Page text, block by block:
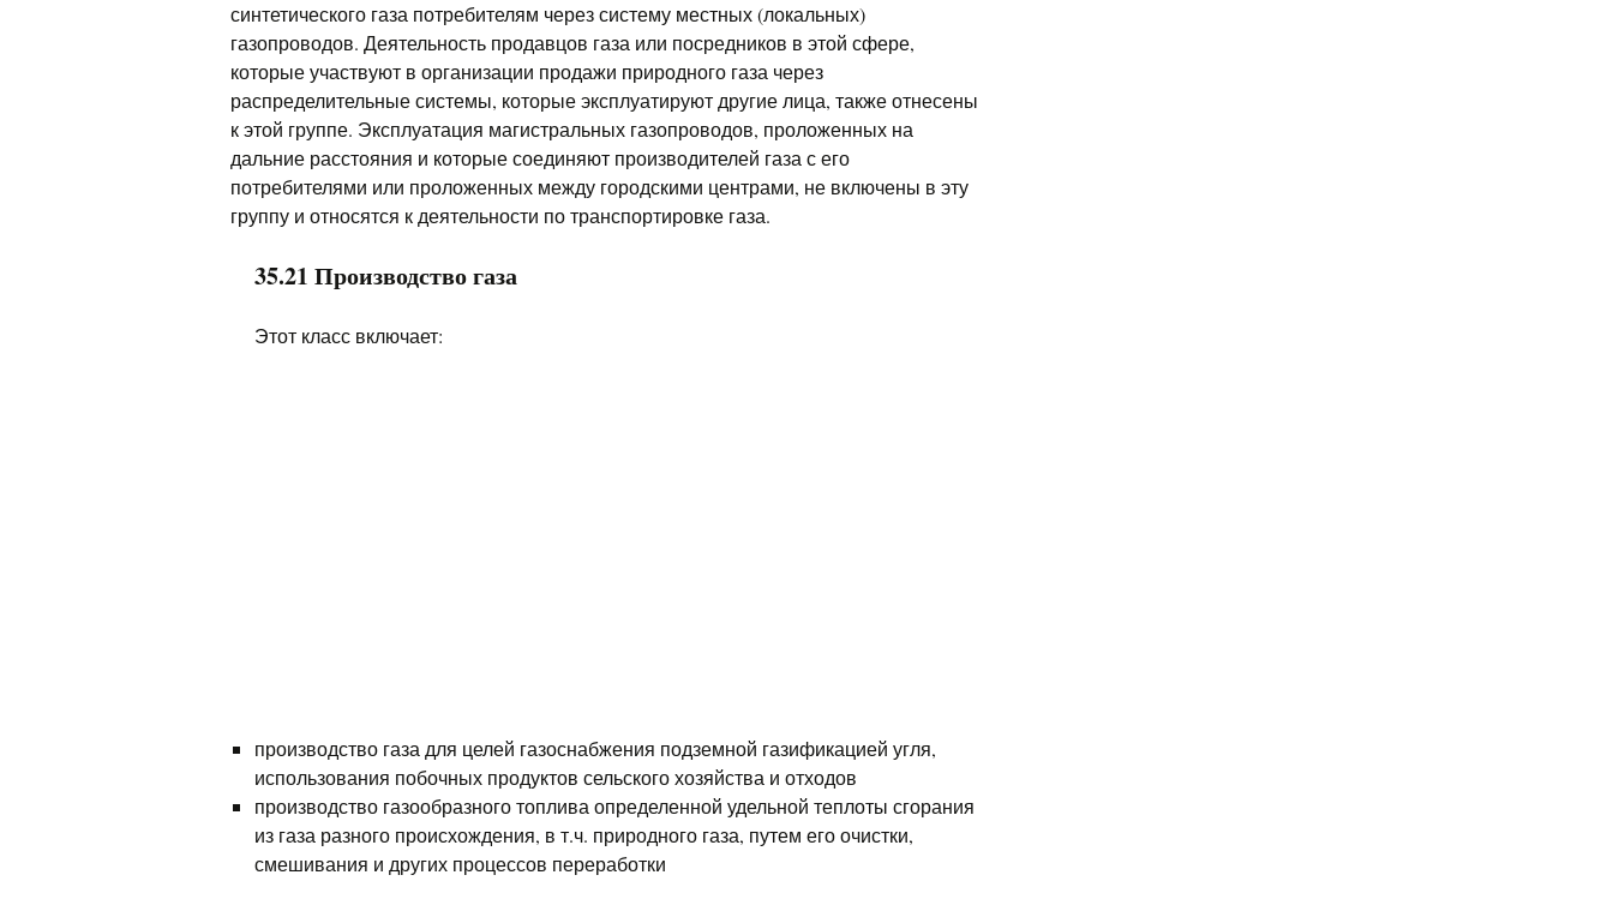
синтетического газа потребителям через систему местных (локальных)
газопроводов. Деятельность продавцов газа или посредников в этой сфере,
которые участвуют в организации продажи природного газа через
распределительные системы, которые эксплуатируют другие лица, также отнесены
к этой группе. Эксплуатация магистральных газопроводов, проложенных на
дальние расстояния и которые соединяют производителей газа с его
потребителями или проложенных между городскими центрами, не включены в эту
группу и относятся к деятельности по транспортировке газа.
35.21 Производство газа
Этот класс включает:
производство газа для целей газоснабжения подземной газификацией угля,
использования побочных продуктов сельского хозяйства и отходов
производство газообразного топлива определенной удельной теплоты сгорания
из газа разного происхождения, в т.ч. природного газа, путем его очистки,
смешивания и других процессов переработки